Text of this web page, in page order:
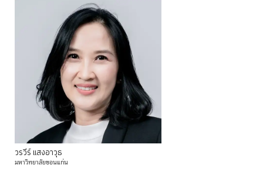
วรวีร์แสงอาวุธ
มหาวิทยาลัยขอนแก่น